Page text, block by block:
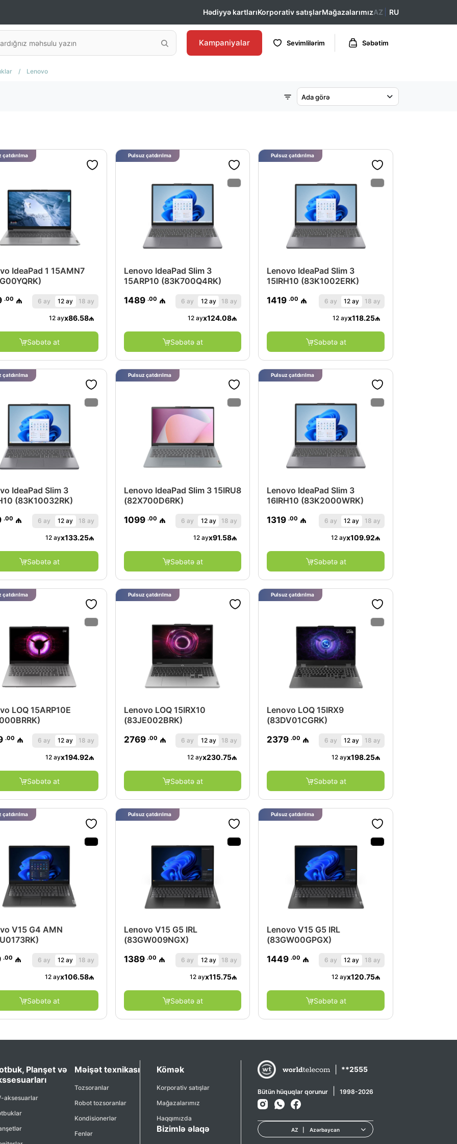
Hədiyyə kartlarıKorporativ satışlarMağazalarımızAZ RU
Kampaniyalar Sevimlilərim Səbətim
/ Lenovo
Ada görə
IdeaPad 1 15AMN7
.00 ₼ 6 ay 12 ay 18 ay
12 ayx86.58₼
Səbətə at
çatdırılma
Lenovo IdeaPad Slim 3
15ARP10 (83K700Q4RK)
1489 .00 ₼ 6 ay 12 ay 18 ay
12 ayx124.08₼
Səbətə at
Pulsuz çatdırılma
Lenovo IdeaPad Slim 3
15IRH10 (83K1002ERK)
1419.00 ₼ 6 ay 12 ay 18 ay
12 ayx118.25₼
Səbətə at
Pulsuz çatdırılma
IdeaPad Slim 3
(83K10032RK)
.00 ₼ 6 ay 12 ay 18 ay
12 ayx133.25₼
Səbətə at
çatdırılma
Lenovo IdeaPad Slim 3 15IRU8
(82X700D6RK)
1099 .00 ₼ 6 ay 12 ay 18 ay
12 ayx91.58₼
Səbətə at
Pulsuz çatdırılma
Lenovo IdeaPad Slim 3
16IRH10 (83K2000WRK)
1319.00 ₼ 6 ay 12 ay 18 ay
12 ayx109.92₼
Səbətə at
Pulsuz çatdırılma
LOQ 15ARP10E
.00 ₼ 6 ay 12 ay 18 ay
12 ayx194.92₼
Səbətə at
çatdırılma
Lenovo LOQ 15IRX10
(83JE002BRK)
2769 .00 ₼ 6 ay 12 ay 18 ay
12 ayx230.75₼
Səbətə at
Pulsuz çatdırılma
Lenovo LOQ 15IRX9
(83DV01CGRK)
2379.00 ₼ 6 ay 12 ay 18 ay
12 ayx198.25₼
Səbətə at
Pulsuz çatdırılma
V15 G4 AMN
.00 ₼ 6 ay 12 ay 18 ay
12 ayx106.58₼
Səbətə at
çatdırılma
Lenovo V15 G5 IRL
(83GW009NGX)
1389 .00 ₼ 6 ay 12 ay 18 ay
12 ayx115.75₼
Səbətə at
Pulsuz çatdırılma
Lenovo V15 G5 IRL
(83GW00GPGX)
1449.00 ₼ 6 ay 12 ay 18 ay
12 ayx120.75₼
Səbətə at
Pulsuz çatdırılma
Planşet və
aksesuarlar
Məişət texnikası
Tozsoranlar
Robot tozsoranlar
Kondisionerlər
Fenlər
Kömək
Korporativ satışlar
Mağazalarımız
Haqqımızda
Bizimlə əlaqə
**2555
Bütün hüquqlar qorunur 1998-2026
AZ Azərbaycan